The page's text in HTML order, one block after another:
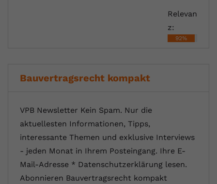
Relevan
z:
92%
Bauvertragsrecht kompakt
VPB Newsletter Kein Spam. Nur die
aktuellesten Informationen, Tipps,
interessante Themen und exklusive Interviews
- jeden Monat in Ihrem Posteingang. Ihre E-
Mail-Adresse * Datenschutzerklärung lesen.
Abonnieren Bauvertragsrecht kompakt